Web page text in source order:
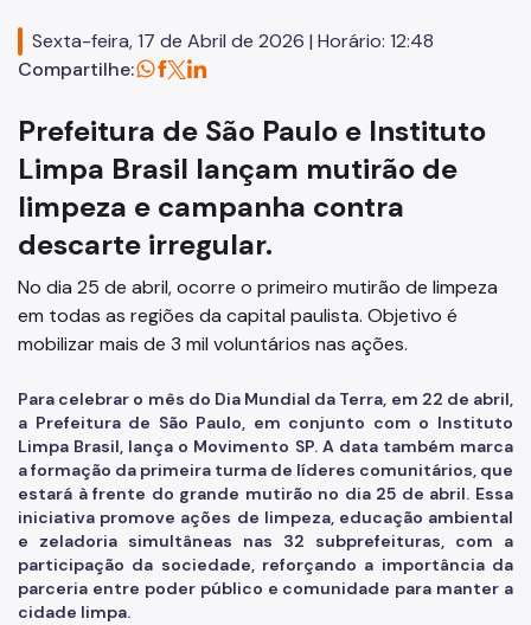
Licitações
Zeladoria Urbana
Cata-Bagulho
Termo de Cooperação
Programa de Metas
Notícias
Sexta-feira, 17 de Abril de 2026 | Horário: 12:48
Compartilhe:
Prefeitura de São Paulo e Instituto
Limpa Brasil lançam mutirão de
limpeza e campanha contra
descarte irregular.
No dia 25 de abril, ocorre o primeiro mutirão de limpeza
em todas as regiões da capital paulista. Objetivo é
mobilizar mais de 3 mil voluntários nas ações.
Para celebrar o mês do Dia Mundial da Terra, em 22 de abril,
a Prefeitura de São Paulo, em conjunto com o Instituto
Limpa Brasil, lança o Movimento SP. A data também marca
a formação da primeira turma de líderes comunitários, que
estará à frente do grande mutirão no dia 25 de abril. Essa
iniciativa promove ações de limpeza, educação ambiental
e zeladoria simultâneas nas 32 subprefeituras, com a
participação da sociedade, reforçando a importância da
parceria entre poder público e comunidade para manter a
cidade limpa.